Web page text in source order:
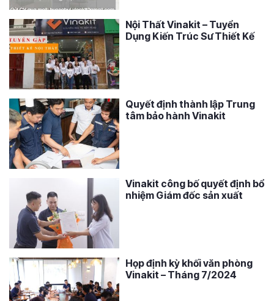
Nội Thất Vinakit – Tuyển
Dụng Kiến Trúc Sư Thiết Kế
Quyết định thành lập Trung
tâm bảo hành Vinakit
Vinakit công bố quyết định bổ
nhiệm Giám đốc sản xuất
Họp định kỳ khối văn phòng
Vinakit – Tháng 7/2024